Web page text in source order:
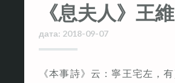
《息夫人》王維
дата: 2018-09-07
《本事詩》云：寧王宅左，有賣餅者妻，纖白明